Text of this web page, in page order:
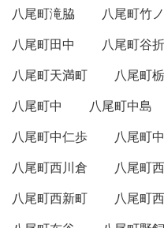
八尾町滝脇
八尾町竹
八尾町田中
八尾町谷折
八尾町天満町
八尾町
八尾町中
八尾町中島
八尾町中仁歩
八尾町
八尾町西川倉
八尾町
八尾町西新町
八尾町